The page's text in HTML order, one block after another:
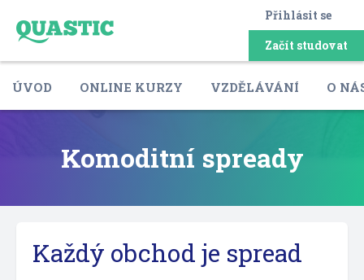
Přihlásit se
Začít studovat
ÚVOD ONLINE KURZY VZDĚLÁVÁNÍ O
Komoditní spready
Každý obchod je spread